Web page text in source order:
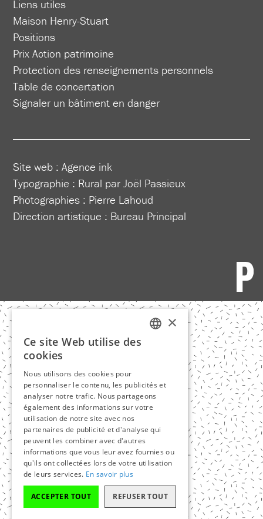
Liens utiles
Maison Henry-Stuart
Positions
Prix Action patrimoine
Protection des renseignements personnels
Table de concertation
Signaler un bâtiment en danger
Site web :Agence ink
Typographie : Rural par Joël Passieux
Photographies : Pierre Lahoud
Direction artistique : Bureau Principal
×
Ce site Web utilise des
cookies
Nous utilisons des cookies pour
personnaliser le contenu, les publicités et
analyser notre trafic. Nous partageons
également des informations sur votre
utilisation de notre site avec nos
partenaires de publicité et d'analyse qui
peuvent les combiner avec d'autres
informations que vous leur avez fournies ou
qu'ils ont collectées lors de votre utilisation
de leurs services. En savoir plus
ACCEPTER TOUT REFUSER TOUT